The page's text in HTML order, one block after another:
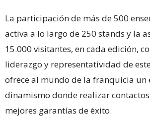
La participación de más de 500
activa a lo largo de 250 stands y la
15.000 visitantes, en cada edición,
liderazgo y representatividad de
ofrece al mundo de la franquicia un
dinamismo donde realizar
mejores garantías de éxito.